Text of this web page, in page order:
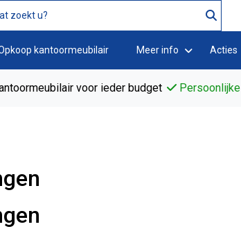
kantoormeubilair Meer info Acties
voor ieder budget Persoonlijke